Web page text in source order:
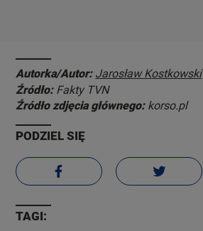
Autorka/Autor: Jarosław Kostkowski
Źródło: Fakty TVN
Źródło zdjęcia głównego: korso.pl
PODZIEL SIĘ
TAGI: